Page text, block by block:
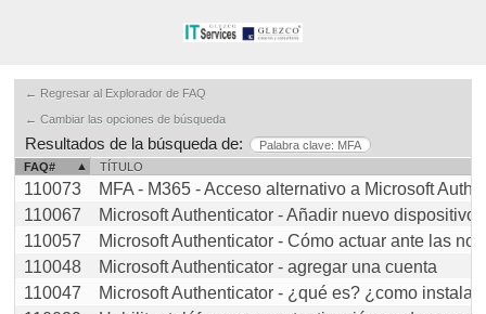
← Regresar al Explorador de FAQ
← Cambiar las opciones de búsqueda
Resultados de la búsqueda de:
Palabra clave: MFA
FAQ#
TÍTULO
110073
MFA - M365 - Acceso alternativo a Microsoft
110067
Microsoft Authenticator - Añadir nuevo dispositivo
110057
Microsoft Authenticator - Cómo actuar ante las not
110048
Microsoft Authenticator - agregar una cuenta
110047
Microsoft Authenticator - ¿qué es? ¿como instalarl